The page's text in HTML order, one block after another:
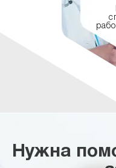
Нужна